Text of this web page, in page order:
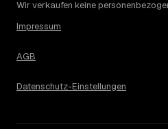
Betrag für Ihren Fall erfahren
Wir verkaufen keine
Impressum
AGB
Datenschutz-Einstellungen